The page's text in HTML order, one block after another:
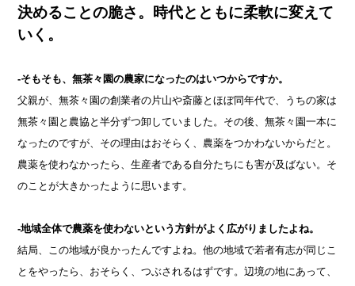
決めることの脆さ。時代とともに柔軟に変えて
いく。
-そもそも、無茶々園の農家になったのはいつからですか。
父親が、無茶々園の創業者の片山や斎藤とほぼ同年代で、うちの家は
無茶々園と農協と半分ずつ卸していました。その後、無茶々園一本に
なったのですが、その理由はおそらく、農薬をつかわないからだと。
農薬を使わなかったら、生産者である自分たちにも害が及ばない。そ
のことが大きかったように思います。
-地域全体で農薬を使わないという方針がよく広がりましたよね。
結局、この地域が良かったんですよね。他の地域で若者有志が同じこ
とをやったら、おそらく、つぶされるはずです。辺境の地にあって、